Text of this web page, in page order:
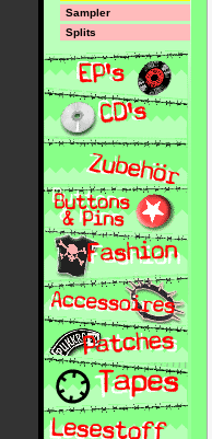
Sampler
Splits